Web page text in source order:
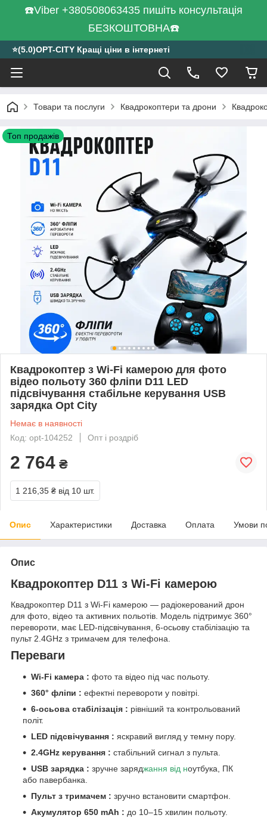
☎️Viber +380508063435 пишіть консультація
БЕЗКОШТОВНА☎️
⭐️(5.0)OPT-CITY Кращі ціни в інтернеті
Товари та послуги Квадрокоптери та дрони
Топ продажів
Квадрокоптер з Wi-Fi камерою для фото
відео польоту 360 фліпи D11 LED
підсвічування стабільне керування USB
зарядка Opt City
Немає в наявності
Код: opt-104252
Опт і роздріб
2 764 ₴
1 216,35 ₴ від 10 шт.
Опис Характеристики Доставка Оплата Умови
Опис
Квадрокоптер D11 з Wi-Fi камерою
Квадрокоптер D11 з Wi-Fi камерою — радіокерований дрон
для фото, відео та активних польотів. Модель підтримує 360°
перевороти, має LED-підсвічування, 6-осьову стабілізацію та
пульт 2.4GHz з тримачем для телефона.
Переваги
Wi-Fi камера : фото та відео під час польоту.
360° фліпи : ефектні перевороти у повітрі.
6-осьова стабілізація : рівніший та контрольований
політ.
LED підсвічування : яскравий вигляд у темну пору.
2.4GHz керування : стабільний сигнал з пульта.
USB зарядка : зручне заряджання від ноутбука, ПК
або павербанка.
Пульт з тримачем : зручно встановити смартфон.
Акумулятор 650 mAh : до 10–15 хвилин польоту.